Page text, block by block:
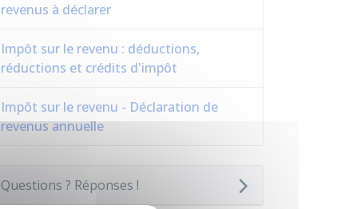
revenus à déclarer
Impôt sur le revenu : déductions,
réductions et crédits d'impôt
Impôt sur le revenu - Déclaration de
revenus annuelle
Questions ? Réponses !